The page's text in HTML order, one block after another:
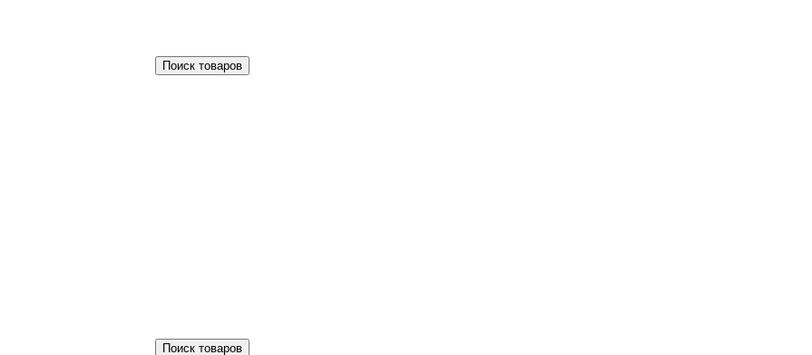
Поиск товаров
Поиск товаров